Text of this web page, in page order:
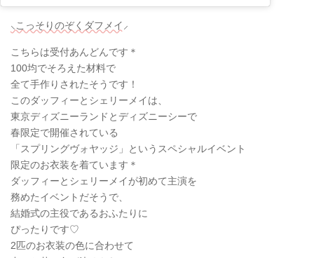
⸜こっそりのぞくダフメイ⸝
こちらは受付あんどんです＊
100均でそろえた材料で
全て手作りされたそうです！
このダッフィーとシェリーメイは、
東京ディズニーランドとディズニーシーで
春限定で開催されている
「スプリングヴォヤッジ」というスペシャルイベント
限定のお衣装を着ています＊
ダッフィーとシェリーメイが初めて主演を
務めたイベントだそうで、
結婚式の主役であるおふたりに
ぴったりです♡
2匹のお衣装の色に合わせて